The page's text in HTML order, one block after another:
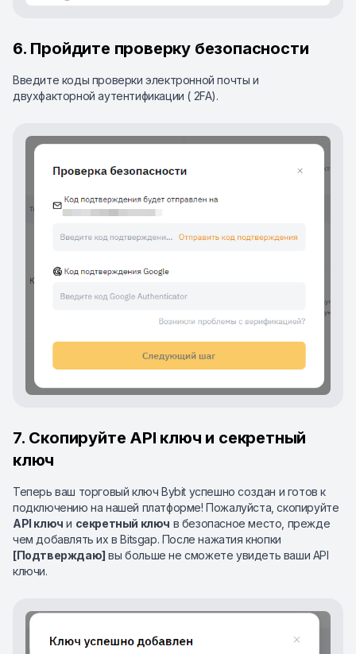
6. Пройдите проверку безопасности
Введите коды проверки электронной почты и
двухфакторной аутентификации ( 2FA).
7. Скопируйте API ключ и секретный
ключ
Теперь ваш торговый ключ Bybit успешно создан и готов к
подключению на нашей платформе! Пожалуйста, скопируйте
API ключ и секретный ключ в безопасное место, прежде
чем добавлять их в Bitsgap. После нажатия кнопки
[Подтверждаю] вы больше не сможете увидеть ваши API
ключи.